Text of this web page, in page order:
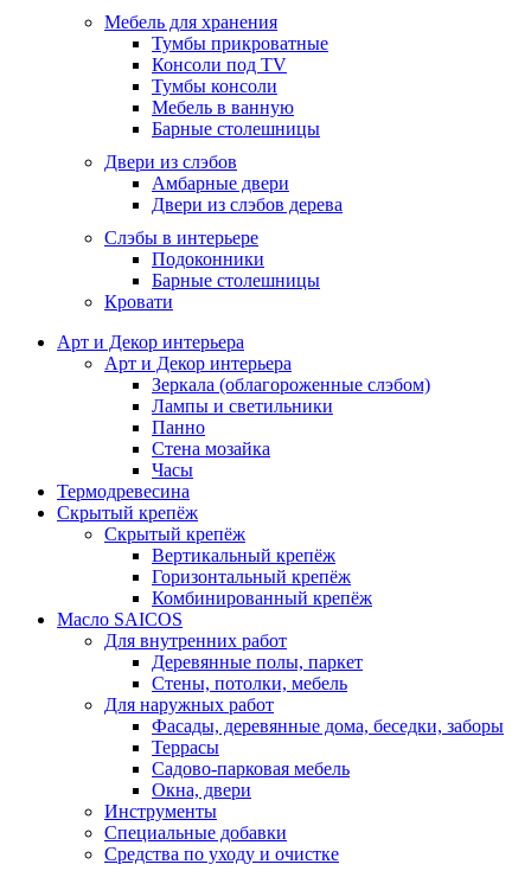
Мебель для хранения
Тумбы прикроватные
Консоли под TV
Тумбы консоли
Мебель в ванную
Барные столешницы
Двери из слэбов
Амбарные двери
Двери из слэбов дерева
Слэбы в интерьере
Подоконники
Барные столешницы
Кровати
Арт и Декор интерьера
Арт и Декор интерьера
Зеркала (облагороженные слэбом)
Лампы и светильники
Панно
Стена мозайка
Часы
Термодревесина
Скрытый крепёж
Скрытый крепёж
Вертикальный крепёж
Горизонтальный крепёж
Комбинированный крепёж
Масло SAICOS
Для внутренних работ
Деревянные полы, паркет
Стены, потолки, мебель
Для наружных работ
Фасады, деревянные дома, беседки, заборы
Террасы
Садово-парковая мебель
Окна, двери
Инструменты
Специальные добавки
Средства по уходу и очистке